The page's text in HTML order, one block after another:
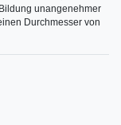
unangenehmer
Durchmesser von